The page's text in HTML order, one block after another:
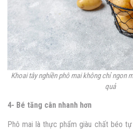
Khoai tây nghiền phô mai không chỉ ngon
quả
4- Bé tăng cân nhanh hơn
Phô mai là thực phẩm giàu chất béo